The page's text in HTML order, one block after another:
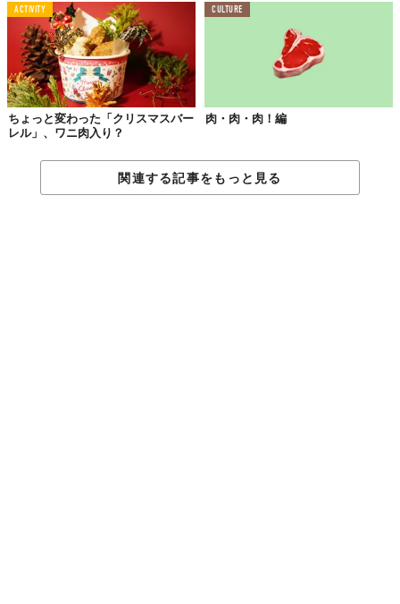
ACTIVITY
ちょっと変わった「クリスマスバー
レル」、ワニ肉入り？
CULTURE
肉・肉・肉！編
関連する記事をもっと見る